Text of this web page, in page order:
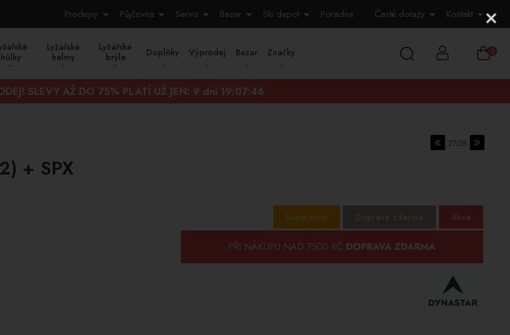
0
Prodejny Půjčovna Servis Bazar Ski depot Poradna Časté dotazy Kontakt
hůlky
Lyžařské
helmy
Lyžařské
brýle
Doplňky Výprodej Bazar Značky
SLEVY AŽ DO 75% PLATÍ UŽ JEN: 9 dni 19:07:45
27/28
+ SPX
Akce
Superakce